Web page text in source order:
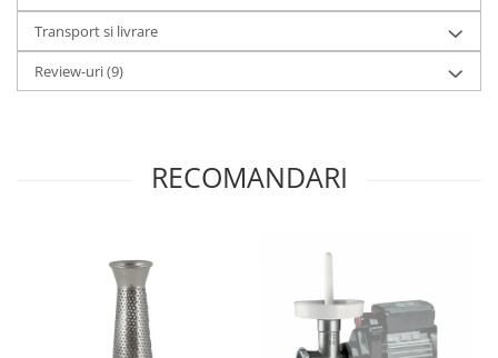
Transport si livrare
Review-uri(9)
RECOMANDARI